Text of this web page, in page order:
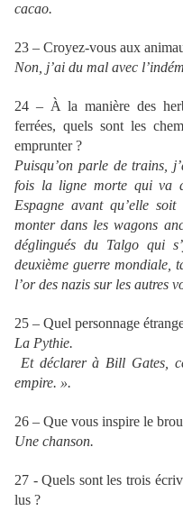
cacao.
23 – Croyez-vous aux
Non, j’ai du mal avec
24 – À la manière des
ferrées, quels sont les
emprunter ?
Puisqu’on parle de trains,
fois la ligne morte qui va
Espagne avant qu’elle
monter dans les wagons
déglingués du Talgo qui
deuxième guerre mondiale,
l’or des nazis sur les autres
25 – Quel personnage
La Pythie.
Et déclarer à Bill Gates,
empire. ».
26 – Que vous inspire le
Une chanson.
27 - Quels sont les trois
lus ?